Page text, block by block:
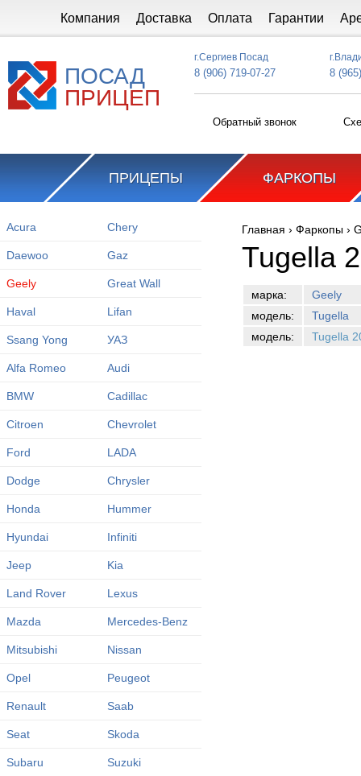
Компания Доставка Оплата Гарантии
ПОСАД
ПРИЦЕП
г.Сергиев Посад
8 (906) 719-07-27 8
Обратный звонок
ПРИЦЕПЫ ФАРКОПЫ
Acura Chery
Daewoo Gaz
Geely Great Wall
Haval Lifan
Ssang Yong УАЗ
Alfa Romeo Audi
BMW Cadillac
Citroen Chevrolet
Ford LADA
Dodge Chrysler
Honda Hummer
Hyundai Infiniti
Jeep Kia
Land Rover Lexus
Mazda Mercedes-Benz
Mitsubishi Nissan
Opel Peugeot
Renault Saab
Seat Skoda
Subaru Suzuki
Вы здесь
Главная › Фаркопы ›
Tugella
марка:
Geely
модель:
Tugella
модель:
Tugella